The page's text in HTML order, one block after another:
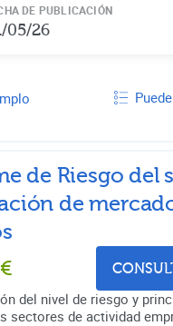
DE PUBLICACIÓN
05/26
de Riesgo del
de
€
del nivel de riesgo y
sectores de actividad